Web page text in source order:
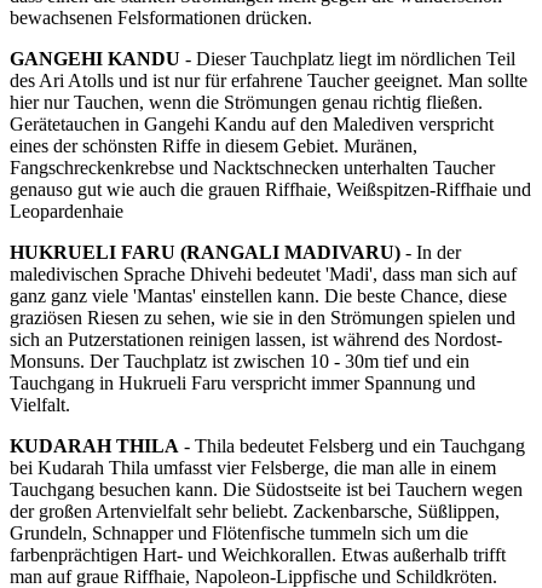
bewachsenen Felsformationen drücken.
GANGEHI KANDU - Dieser Tauchplatz liegt im nördlichen Teil
des Ari Atolls und ist nur für erfahrene Taucher geeignet. Man sollte
hier nur Tauchen, wenn die Strömungen genau richtig fließen.
Gerätetauchen in Gangehi Kandu auf den Malediven verspricht
eines der schönsten Riffe in diesem Gebiet. Muränen,
Fangschreckenkrebse und Nacktschnecken unterhalten Taucher
genauso gut wie auch die grauen Riffhaie, Weißspitzen-Riffhaie und
Leopardenhaie
HUKRUELI FARU (RANGALI MADIVARU) - In der
maledivischen Sprache Dhivehi bedeutet 'Madi', dass man sich auf
ganz ganz viele 'Mantas' einstellen kann. Die beste Chance, diese
graziösen Riesen zu sehen, wie sie in den Strömungen spielen und
sich an Putzerstationen reinigen lassen, ist während des Nordost-
Monsuns. Der Tauchplatz ist zwischen 10 - 30m tief und ein
Tauchgang in Hukrueli Faru verspricht immer Spannung und
Vielfalt.
KUDARAH THILA - Thila bedeutet Felsberg und ein Tauchgang
bei Kudarah Thila umfasst vier Felsberge, die man alle in einem
Tauchgang besuchen kann. Die Südostseite ist bei Tauchern wegen
der großen Artenvielfalt sehr beliebt. Zackenbarsche, Süßlippen,
Grundeln, Schnapper und Flötenfische tummeln sich um die
farbenprächtigen Hart- und Weichkorallen. Etwas außerhalb trifft
man auf graue Riffhaie, Napoleon-Lippfische und Schildkröten.